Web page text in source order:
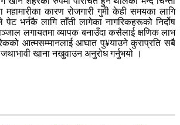
महामारीका कारण रोजगारी गुमी केही समयका लागि
भर्नकै लागि ताँती लागेका नागरिकहरूको निर्दोष
लगायतमा व्यापक बनाउँदा कसैलाई क्षणिक लाभ
आत्मसम्मानलाई आघात पु¥याउने कुराप्रति सबै
खाना नखुवाउन अनुरोध गर्नुभयो ।